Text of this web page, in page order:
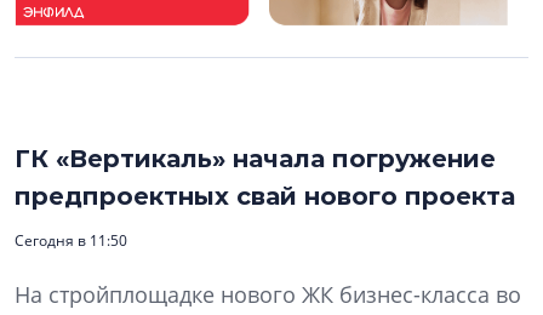
ГК «Вертикаль» начала погружение
предпроектных свай нового проекта
Сегодня в 11:50
На стройплощадке нового ЖК бизнес-класса во